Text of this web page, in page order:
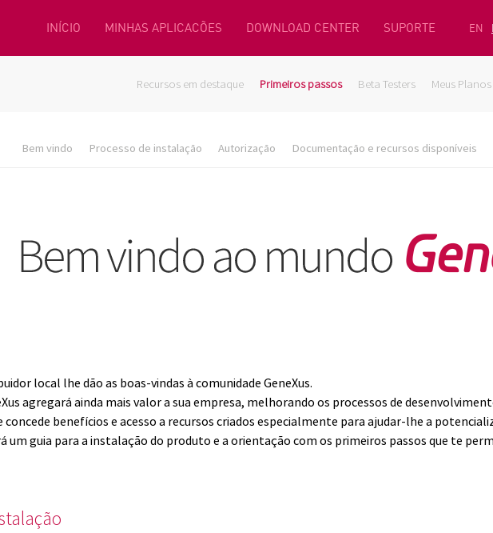
INÍCIO MINHAS APLICACÕES DOWNLOAD CENTER SUPORTE EN
Recursos em destaque Primeiros passos Beta Testers Meus Planos
Bem vindo Processo de instalação Autorização Documentação e recursos disponíveis
local lhe dão as boas-vindas à comunidade GeneXus.
agregará ainda mais valor a sua empresa, melhorando os processos de
concede benefícios e acesso a recursos criados especialmente para ajudar-lhe a
um guia para a instalação do produto e a orientação com os primeiros passos que te